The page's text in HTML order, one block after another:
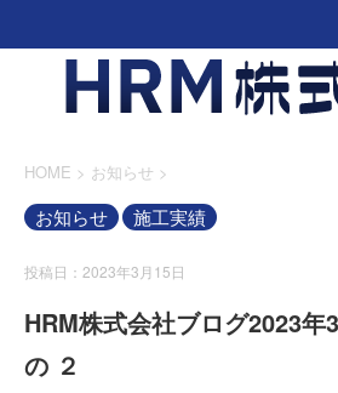
HOME > お知らせ >
お知らせ 施工実績
投稿日：2023年3月15日
HRM株式会社ブログ2023年
の ２